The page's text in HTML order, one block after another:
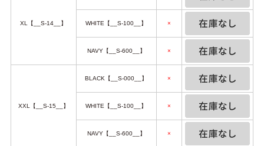
XL【__S-14__】 WHITE【__S-100__】 ×
NAVY【__S-600__】 ×
XXL【__S-15__】
BLACK【__S-000__】 ×
WHITE【__S-100__】 ×
NAVY【__S-600__】 ×